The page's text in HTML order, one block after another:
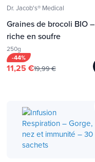
Dr. Jacob's® Medical
Graines de brocoli BIO –
riche en soufre
250g
-44%
11,25 €19,99 €